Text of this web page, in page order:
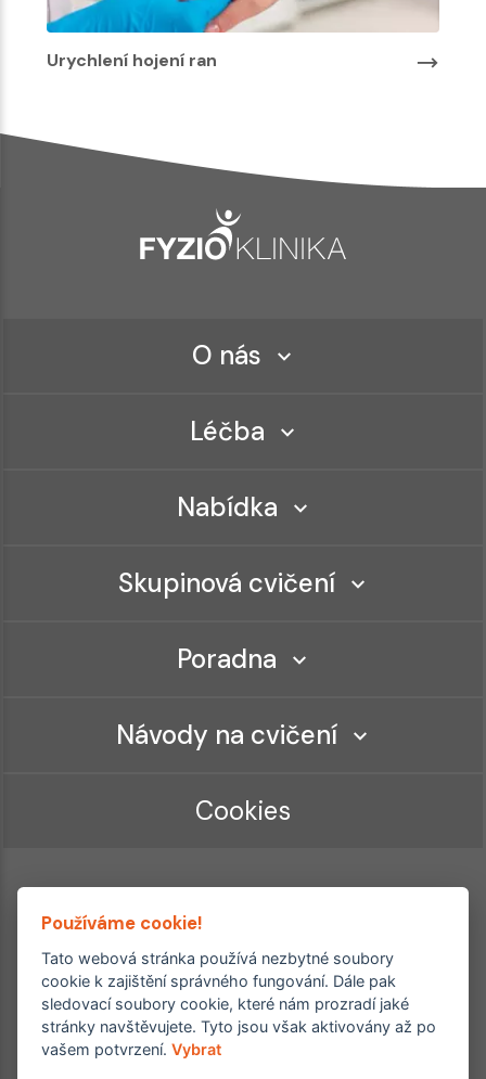
Urychlení hojení ran
O nás
Léčba
Nabídka
Skupinová cvičení
Poradna
Návody na cvičení
Cookies
Ordinace roku
Rehabilitační ordinace
2. místo – 2017/2019
Používáme cookie!
Tato webová stránka používá nezbytné soubory
cookie k zajištění správného fungování. Dále pak
sledovací soubory cookie, které nám prozradí jaké
stránky navštěvujete. Tyto jsou však aktivovány až po
vašem potvrzení.Vybrat